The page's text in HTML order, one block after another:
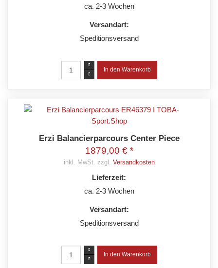
ca. 2-3 Wochen
Versandart:
Speditionsversand
Erzi Balancierparcours Center Piece
1879,00 € *
inkl. MwSt. zzgl. Versandkosten
Lieferzeit:
ca. 2-3 Wochen
Versandart:
Speditionsversand